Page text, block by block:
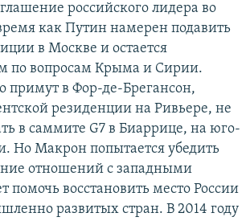
российского лидера во
как Путин намерен подавить
в Москве и остается
вопросам Крыма и Сирии.
примут в Фор-де-Брегансон,
резиденции на Ривьере, не
в саммите G7 в Биаррице, на юго-
Но Макрон попытается убедить
отношений с западными
помочь восстановить место России
развитых стран. В 2014 году